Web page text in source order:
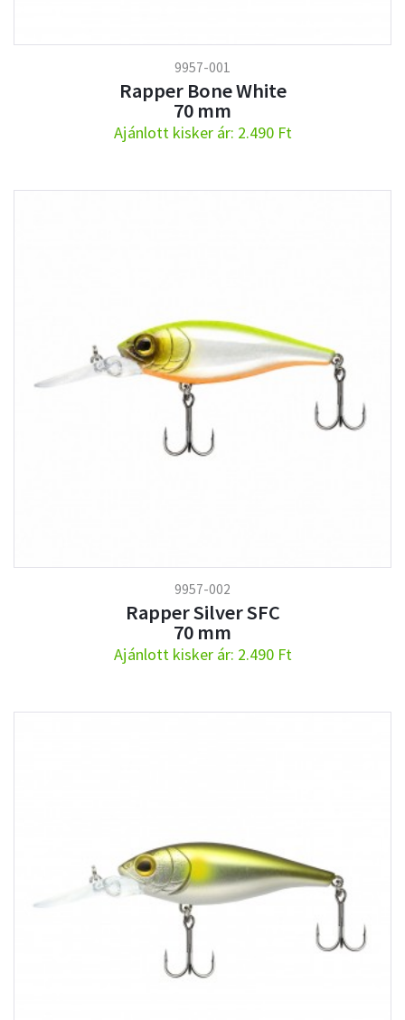
9957-001
Rapper Bone White
70 mm
Ajánlott kisker ár: 2.490 Ft
9957-002
Rapper Silver SFC
70 mm
Ajánlott kisker ár: 2.490 Ft